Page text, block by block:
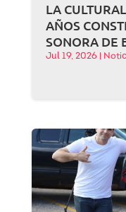
LA
AÑOS
SONORA DE
Jul 19, 2026